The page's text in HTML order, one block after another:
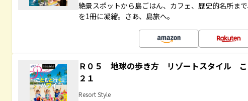
絶景スポットから島ごはん、カフェ、歴史的名所ま
を1冊に凝縮。さあ、島旅へ。
Ｒ０５ 地球の歩き方 リゾートスタイル こ
２１
Resort Style